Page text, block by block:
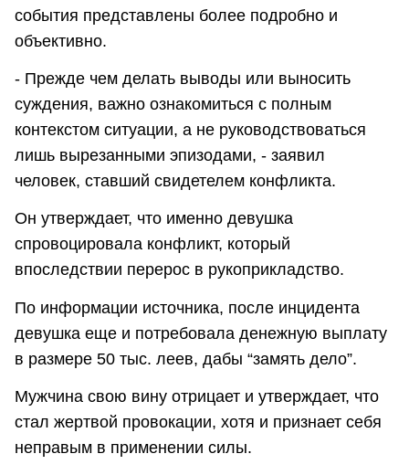
события представлены более подробно и
объективно.
- Прежде чем делать выводы или выносить
суждения, важно ознакомиться с полным
контекстом ситуации, а не руководствоваться
лишь вырезанными эпизодами, - заявил
человек, ставший свидетелем конфликта.
Он утверждает, что именно девушка
спровоцировала конфликт, который
впоследствии перерос в рукоприкладство.
По информации источника, после инцидента
девушка еще и потребовала денежную выплату
в размере 50 тыс. леев, дабы “замять дело”.
Мужчина свою вину отрицает и утверждает, что
стал жертвой провокации, хотя и признает себя
неправым в применении силы.